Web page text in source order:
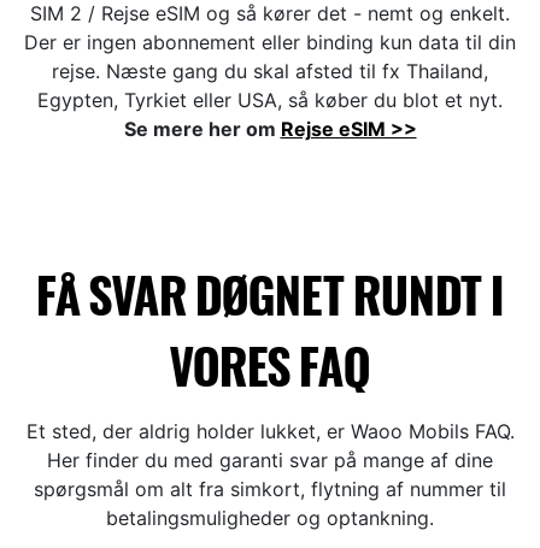
SIM 2 / Rejse eSIM og så kører det - nemt og enkelt.
Der er ingen abonnement eller binding kun data til din
rejse. Næste gang du skal afsted til fx Thailand,
Egypten, Tyrkiet eller USA, så køber du blot et nyt.
Se mere her om Rejse eSIM >>
FÅ SVAR DØGNET RUNDT I
VORES FAQ
Et sted, der aldrig holder lukket, er Waoo Mobils FAQ.
Her finder du med garanti svar på mange af dine
spørgsmål om alt fra simkort, flytning af nummer til
betalingsmuligheder og optankning.